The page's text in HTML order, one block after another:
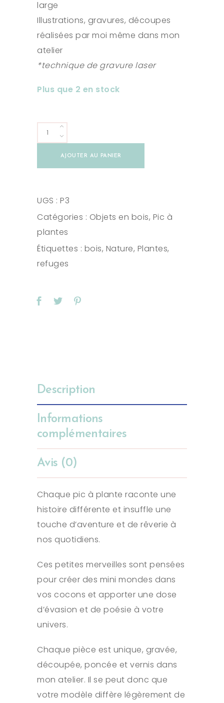
large
Illustrations, gravures, découpes
réalisées par moi même dans mon
atelier
*technique de gravure laser
Plus que 2 en stock
Refuge
camping
quantityAJOUTER AU PANIER
UGS :P3
Catégories : Objets en bois, Pic à
plantes
Étiquettes : bois, Nature, Plantes,
refuges
Description
Informations
complémentaires
Avis (0)
Chaque pic à plante raconte une
histoire différente et insuffle une
touche d’aventure et de rêverie à
nos quotidiens.
Ces petites merveilles sont pensées
pour créer des mini mondes dans
vos cocons et apporter une dose
d’évasion et de poésie à votre
univers.
Chaque pièce est unique, gravée,
découpée, poncée et vernis dans
mon atelier. Il se peut donc que
votre modèle diffère légèrement de